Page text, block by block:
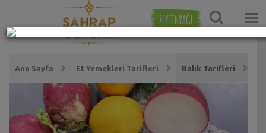
ZEYTİNYAĞI
Ana Sayfa Et Yemekleri Tarifleri Balık Tarifleri